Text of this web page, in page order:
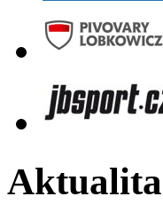
Aktualita